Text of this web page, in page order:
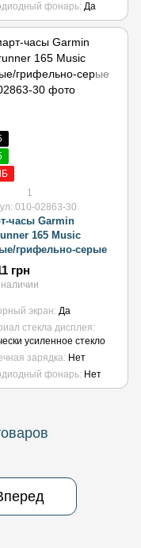
фонарь Да
1
010-02863-30
часы Garmin
165 Music
грифельно-серые
грн
экран Да
стекла дисплея
усиленное стекло
зарядка Нет
фонарь Нет